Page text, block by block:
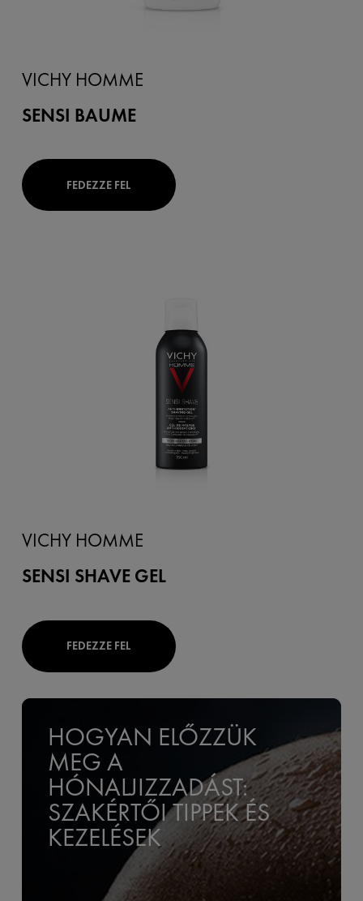
VICHY HOMME
SENSI BAUME
FEDEZZE FEL
VICHY HOMME
SENSI SHAVE GEL
FEDEZZE FEL
HOGYAN ELŐZZÜK
MEG A
HÓNALJIZZADÁST:
SZAKÉRTŐI TIPPEK ÉS
KEZELÉSEK